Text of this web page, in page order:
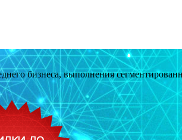
бизнеса, выполнения